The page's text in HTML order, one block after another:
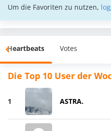
Um die Favoriten zu nutzen,
Heartbeats Votes
Die Top 10 User der
1 ASTRA.